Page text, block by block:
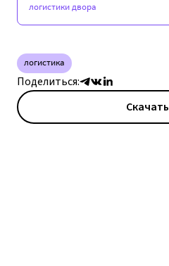
логистики двора
логистика
Поделиться:
Скачать